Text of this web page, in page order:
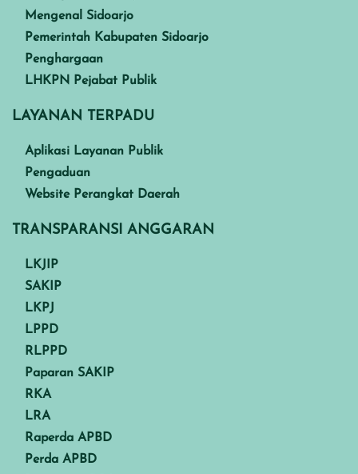
Mengenal Sidoarjo
Pemerintah Kabupaten Sidoarjo
Penghargaan
LHKPN Pejabat Publik
LAYANAN TERPADU
Aplikasi Layanan Publik
Pengaduan
Website Perangkat Daerah
TRANSPARANSI ANGGARAN
LKJIP
SAKIP
LKPJ
LPPD
RLPPD
Paparan SAKIP
RKA
LRA
Raperda APBD
Perda APBD